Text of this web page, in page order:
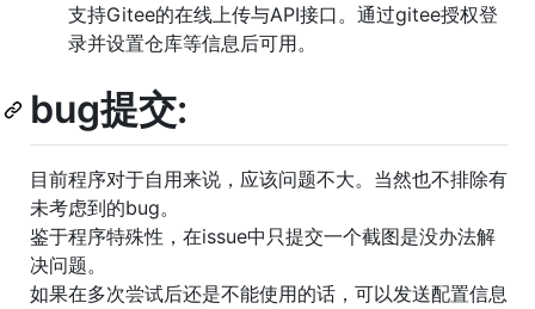
支持Gitee的在线上传与API接口。通过gitee授权登
录并设置仓库等信息后可用。
bug提交:
目前程序对于自用来说，应该问题不大。当然也不排除有
未考虑到的bug。
鉴于程序特殊性，在issue中只提交一个截图是没办法解
决问题。
如果在多次尝试后还是不能使用的话，可以发送配置信息